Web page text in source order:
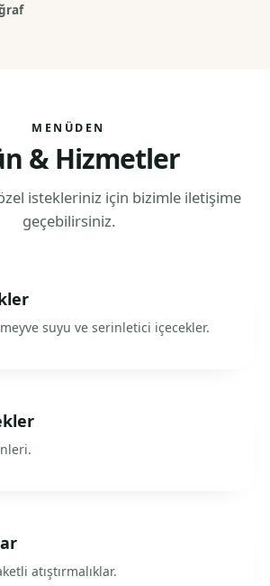
MENÜDEN
& Hizmetler
istekleriniz için bizimle iletişime
geçebilirsiniz.
suyu ve serinletici içecekler.
atıştırmalıklar.